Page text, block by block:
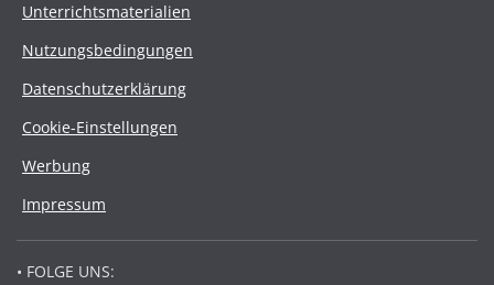
Unterrichtsmaterialien
Nutzungsbedingungen
Datenschutzerklärung
Cookie-Einstellungen
Werbung
Impressum
• FOLGE UNS: